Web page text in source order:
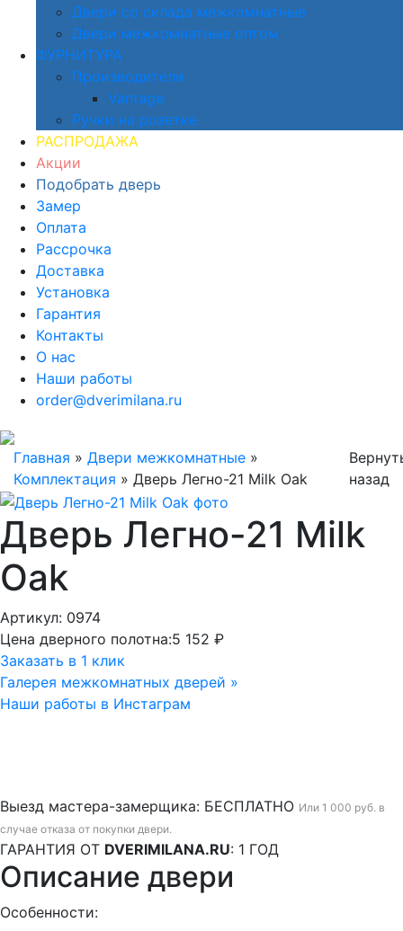
Двери со склада межкомнатные
Двери межкомнатные оптом
ФУРНИТУРА
Производители
Vantage
Ручки на розетке
РАСПРОДАЖА
Акции
Подобрать дверь
Замер
Оплата
Рассрочка
Доставка
Установка
Гарантия
Контакты
О нас
Наши работы
order@dverimilana.ru
Главная » Двери межкомнатные »
Комплектация » Дверь Легно-21 Milk Oak
назад
Дверь Легно-21 Milk
Oak
Артикул: 0974
Цена дверного полотна:5 152 ₽
Заказать в 1 клик
Галерея межкомнатных дверей »
Наши работы в Инстаграм
Выезд мастера-замерщика: БЕСПЛАТНО Или 1 000 руб. в
случае отказа от покупки двери.
ГАРАНТИЯ ОТ DVERIMILANA.RU: 1 ГОД
Описание двери
Особенности: